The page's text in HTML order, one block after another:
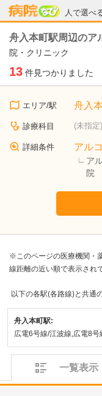
人で選べ
病院なび
舟入本町駅周辺のア
院・クリニック
13 件見つかりました
エリア/駅 舟入
診療科目 (未指定)
詳細条件 アル
ア
院
※このページの医療機関・
線距離の近い順で表示され
以下の各駅(各路線)と共通
舟入本町駅:
広電6号線/江波線,広電8号
一覧表示